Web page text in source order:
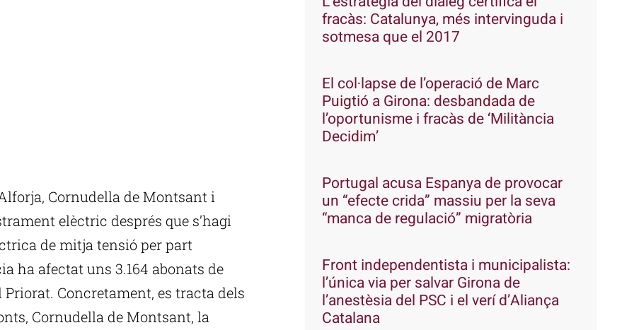
Cornudella de Montsant i
elèctric després que s’hagi
de mitja tensió per part
ha afectat uns 3.164 abonats de
Concretament, es tracta dels
Cornudella de Montsant, la
fracàs: Catalunya, més intervinguda i
sotmesa que el 2017
El col·lapse de l’operació de Marc
Puigtió a Girona: desbandada de
l’oportunisme i fracàs de ‘Militància
Decidim’
Portugal acusa Espanya de provocar
un “efecte crida” massiu per la seva
“manca de regulació” migratòria
Front independentista i municipalista:
l’única via per salvar Girona de
l’anestèsia del PSC i el verí d’Aliança
Catalana